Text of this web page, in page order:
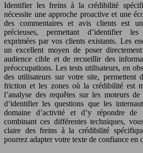
Identifier les freins à la crédibilité
nécessite une approche proactive et une
des commentaires et avis clients est
précieuses, permettant d’identifier les
exprimées par vos clients existants. Les
un excellent moyen de poser
audience cible et de recueillir des
préoccupations. Les tests utilisateurs, en
des utilisateurs sur votre site, permettent
friction et les zones où la crédibilité est
l’analyse des requêtes sur les moteurs
d’identifier les questions que les
domaine d’activité et d’y répondre de
combinant ces différentes techniques,
claire des freins à la crédibilité
pourrez adapter votre texte de confiance en